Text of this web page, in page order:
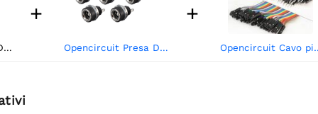
Opencircuit Spina DC maschio 2.1x5.5mm - 5 pezzi
+
Opencircuit Presa DC incorporata 5,5mm x 2,1mm - 5 pezzi
+
Opencircuit